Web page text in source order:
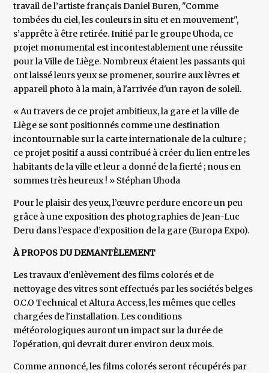
travail de l’artiste français Daniel Buren, "Comme
tombées du ciel, les couleurs in situ et en mouvement",
s’apprête à être retirée. Initié par le groupe Uhoda, ce
projet monumental est incontestablement une réussite
pour la Ville de Liège. Nombreux étaient les passants qui
ont laissé leurs yeux se promener, sourire aux lèvres et
appareil photo à la main, à l'arrivée d'un rayon de soleil.
« Au travers de ce projet ambitieux, la gare et la ville de
Liège se sont positionnés comme une destination
incontournable sur la carte internationale de la culture ;
ce projet positif a aussi contribué à créer du lien entre les
habitants de la ville et leur a donné de la fierté ; nous en
sommes très heureux ! » Stéphan Uhoda
Pour le plaisir des yeux, l’œuvre perdure encore un peu
grâce à une exposition des photographies de Jean-Luc
Deru dans l’espace d’exposition de la gare (Europa Expo).
À PROPOS DU DEMANTÈLEMENT
Les travaux d'enlèvement des films colorés et de
nettoyage des vitres sont effectués par les sociétés belges
O.C.O Technical et Altura Access, les mêmes que celles
chargées de l'installation. Les conditions
météorologiques auront un impact sur la durée de
l'opération, qui devrait durer environ deux mois.
Comme annoncé, les films colorés seront récupérés par